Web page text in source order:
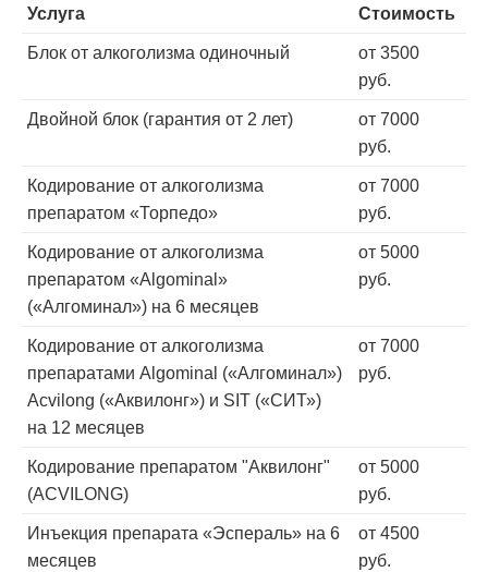
Услуга Стоимость
Блок от алкоголизма одиночный
от 3500
руб.
Двойной блок (гарантия от 2 лет)
от 7000
руб.
Кодирование от алкоголизма
препаратом «Торпедо»
от 7000
руб.
Кодирование от алкоголизма
препаратом «Algominal»
(«Алгоминал») на 6 месяцев
от 5000
руб.
Кодирование от алкоголизма
препаратами Algominal («Алгоминал»)
Acvilong («Аквилонг») и SIT («СИТ»)
на 12 месяцев
от 7000
руб.
Кодирование препаратом "Аквилонг"
(ACVILONG)
от 5000
руб.
Инъекция препарата «Эспераль» на 6
месяцев
от 4500
руб.